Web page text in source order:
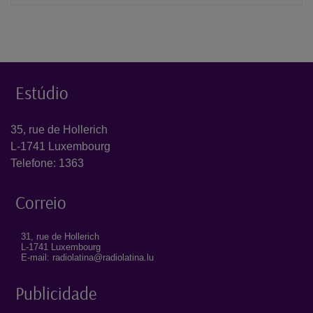
Estúdio
35, rue de Hollerich
L-1741 Luxembourg
Telefone: 1363
Correio
31, rue de Hollerich
L-1741 Luxembourg
E-mail: radiolatina@radiolatina.lu
Publicidade